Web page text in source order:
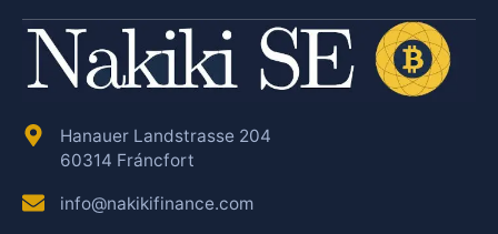
Hanauer Landstrasse 204
60314 Fráncfort
info@nakikifinance.com